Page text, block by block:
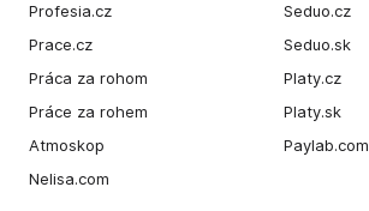
Profesia.cz
Prace.cz
Práca za rohom
Práce za rohem
Atmoskop
Nelisa.com
Seduo.cz
Seduo.sk
Platy.cz
Platy.sk
Paylab.com